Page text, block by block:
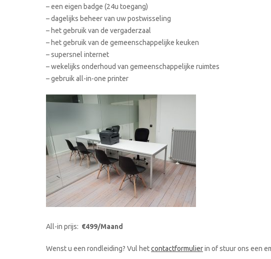
– een eigen badge (24u toegang)
– dagelijks beheer van uw postwisseling
– het gebruik van de vergaderzaal
– het gebruik van de gemeenschappelijke keuken
– supersnel internet
– wekelijks onderhoud van gemeenschappelijke ruimtes
– gebruik all-in-one printer
All-in prijs: €499/Maand
Wenst u een rondleiding? Vul hetcontactformulierin of stuur ons een